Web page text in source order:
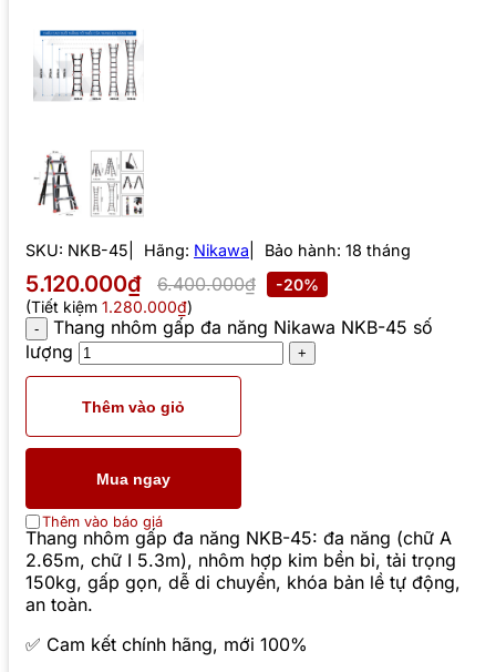
SKU: NKB-45 Hãng: Nikawa Bảo hành: 18 tháng
5.120.000₫ 6.400.000₫
-20%
(Tiết kiệm 1.280.000₫)
Thang nhôm gấp đa năng Nikawa NKB-45 số
lượng
Thêm vào giỏ
Mua ngay
Thêm vào báo giá
Thang nhôm gấp đa năng NKB-45: đa năng (chữ A
2.65m, chữ I 5.3m), nhôm hợp kim bền bỉ, tải trọng
150kg, gấp gọn, dễ di chuyển, khóa bản lề tự động,
an toàn.
✅ Cam kết chính hãng, mới 100%